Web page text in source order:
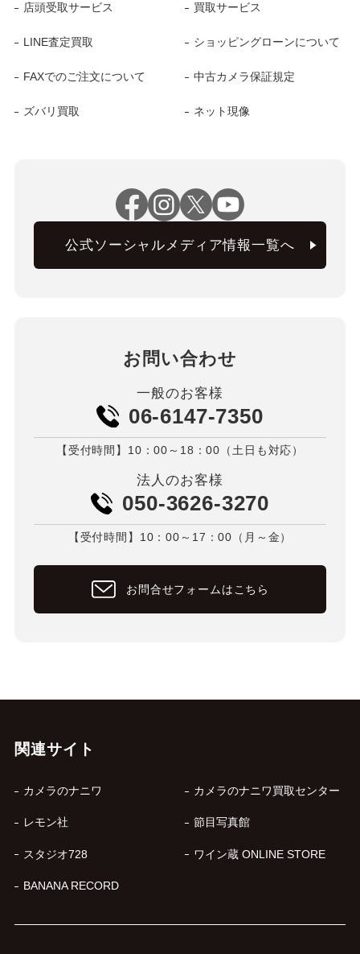
店頭受取サービス 買取サービス
LINE査定買取 ショッピングローンについて
FAXでのご注文について 中古カメラ保証規定
ズバリ買取 ネット現像
公式ソーシャルメディア情報一覧へ
お問い合わせ
一般のお客様
06-6147-7350
【受付時間】10：00～18：00（土日も対応）
法人のお客様
050-3626-3270
【受付時間】10：00～17：00（月～金）
お問合せフォームはこちら
関連サイト
カメラのナニワ カメラのナニワ買取センター
レモン社 節目写真館
スタジオ728 ワイン蔵 ONLINE STORE
BANANA RECORD